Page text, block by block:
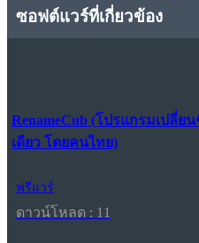
ซอฟต์แวร์ที่เกี่ยวข้อง
RenameCub (โปรแกรมเปลี่
เดียว โดยคนไทย)
ฟรีแวร์
ดาวน์โหลด : 11